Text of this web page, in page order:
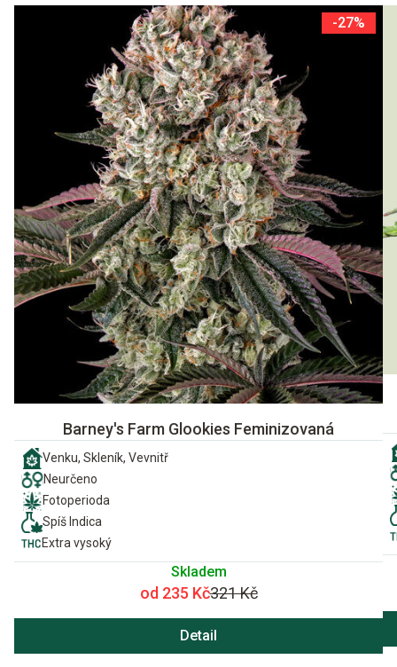
-27%
Barney's Farm Glookies Feminizovaná
Venku, Skleník, Vevnitř
Neurčeno
Fotoperioda
Spíš Indica
Extra vysoký
Skladem
od 235 Kč321 Kč
Detail